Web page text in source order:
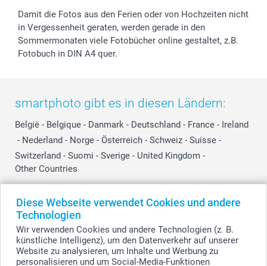
Diese Webseite verwendet Cookies und andere
Technologien
Wir verwenden Cookies und andere Technologien (z. B.
künstliche Intelligenz), um den Datenverkehr auf unserer
Website zu analysieren, um Inhalte und Werbung zu
personalisieren und um Social-Media-Funktionen
Damit die Fotos aus den Ferien oder von Hochzeiten nicht
in Vergessenheit geraten, werden gerade in den
Sommermonaten viele Fotobücher online gestaltet, z.B.
Fotobuch in DIN A4 quer.
smartphoto gibt es in diesen Ländern:
België - Belgique - Danmark - Deutschland - France - Ireland
- Nederland - Norge - Österreich - Schweiz - Suisse -
Switzerland - Suomi - Sverige - United Kingdom -
Other Countries
© smartphoto Group. Alle Rechte vorbehalten.
Alle Preise verstehen sich in Schweizer Franken (CHF) inkl. MwSt. und zzgl.